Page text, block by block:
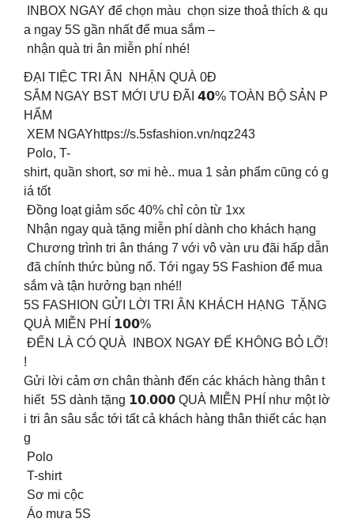
INBOX NGAY để chọn màu chọn size thoả thích & qu
a ngay 5S gần nhất để mua sắm –
nhận quà tri ân miễn phí nhé!
ĐẠI TIỆC TRI ÂN NHẬN QUÀ 0Đ
SẮM NGAY BST MỚI ƯU ĐÃI 𝟰𝟬% TOÀN BỘ SẢN P
HẨM
️ XEM NGAYhttps://s.5sfashion.vn/nqz243
Polo, T-
shirt, quần short, sơ mi hè.. mua 1 sản phẩm cũng có g
iá tốt
Đồng loạt giảm sốc 40% chỉ còn từ 1xx
Nhận ngay quà tặng miễn phí dành cho khách hạng
Chương trình tri ân tháng 7 với vô vàn ưu đãi hấp dẫn
đã chính thức bùng nổ. Tới ngay 5S Fashion để mua
sắm và tận hưởng bạn nhé!!
5S FASHION GỬI LỜI TRI ÂN KHÁCH HẠNG TẶNG
QUÀ MIỄN PHÍ 𝟭𝟬𝟬%
ĐẾN LÀ CÓ QUÀ INBOX NGAY ĐỂ KHÔNG BỎ LỠ!
!
Gửi lời cảm ơn chân thành đến các khách hàng thân t
hiết 5S dành tặng 𝟭𝟬.𝟬𝟬𝟬 QUÀ MIỄN PHÍ như một lờ
i tri ân sâu sắc tới tất cả khách hàng thân thiết các hạn
g
Polo
T-shirt
Sơ mi cộc
Áo mưa 5S